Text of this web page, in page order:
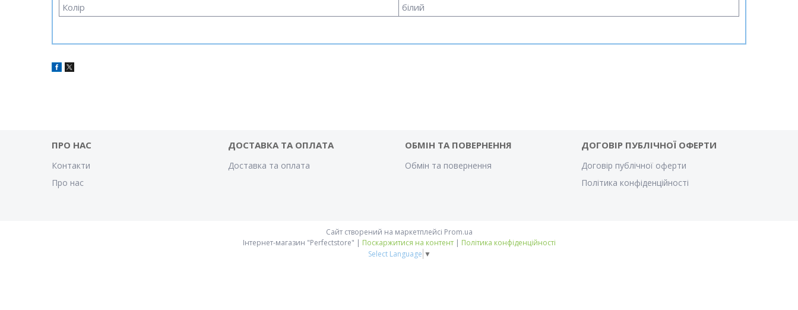
Колір
білий
ПРО НАС
Контакти
Про нас
ДОСТАВКА ТА ОПЛАТА
Доставка та оплата
ОБМІН ТА ПОВЕРНЕННЯ
Обмін та повернення
ДОГОВІР ПУБЛІЧНОЇ ОФЕРТИ
Договір публічної оферти
Політика конфіденційності
Сайт створений на маркетплейсі Prom.ua
Інтернет-магазин "Perfectstore" | Поскаржитися на контент | Політика конфіденційності
Select Language ▼